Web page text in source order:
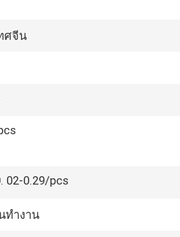
ศจีน
02-0.29/pcs
ทำงาน